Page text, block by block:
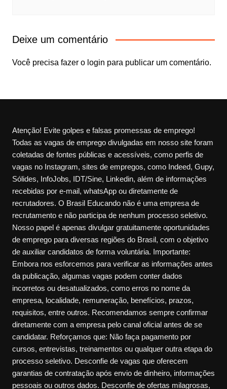
Deixe um comentário
Você precisa fazer o login para publicar um comentário.
Atenção! Evite golpes e falsas promessas de emprego!
Todas as vagas de emprego divulgadas em nosso site foram
coletadas de fontes públicas e acessíveis, como perfis de
vagas no Instagram, sites de empregos, como Indeed, Gupy,
Sólides, InfoJobs, IDT/Sine, Linkedin, além de informações
recebidas por e-mail, whatsApp ou diretamente de
recrutadores. O Brasil Educando não é uma empresa de
recrutamento e não participa de nenhum processo seletivo.
Nosso papel é apenas divulgar gratuitamente oportunidades
de emprego para diversas regiões do Brasil, com o objetivo
de auxiliar candidatos de forma voluntária. Importante:
Embora nos esforcemos para verificar as informações antes
da publicação, algumas vagas podem conter dados
incorretos ou desatualizados, como erros no nome da
empresa, localidade, remuneração, benefícios, prazos,
requisitos, entre outros. Recomendamos sempre confirmar
diretamente com a empresa pelo canal oficial antes de se
candidatar. Reforçamos que: Não faça pagamento por
cursos, entrevistas, treinamentos ou qualquer outra etapa do
processo seletivo. Desconfie de vagas que oferecem
garantias de contratação após envio de dinheiro, informações
pessoais ou outros dados. Desconfie de ofertas milagrosas,